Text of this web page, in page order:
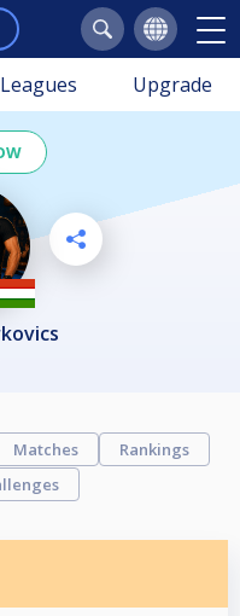
Leagues Upgrade
Matches
Rankings